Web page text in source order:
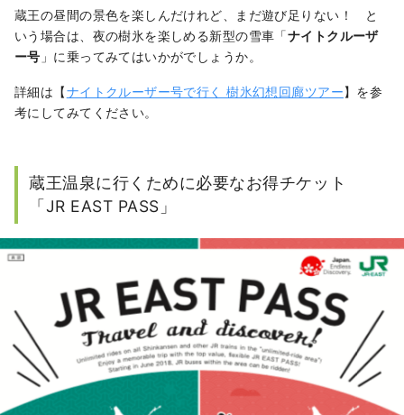
蔵王の昼間の景色を楽しんだけれど、まだ遊び足りない！ と
いう場合は、夜の樹氷を楽しめる新型の雪車「ナイトクルーザ
ー号 」に乗ってみてはいかがでしょうか。
詳細は【ナイトクルーザー号で行く 樹氷幻想回廊ツアー】を参
考にしてみてください。
蔵王温泉に行くために必要なお得チケット
「JR EAST PASS」